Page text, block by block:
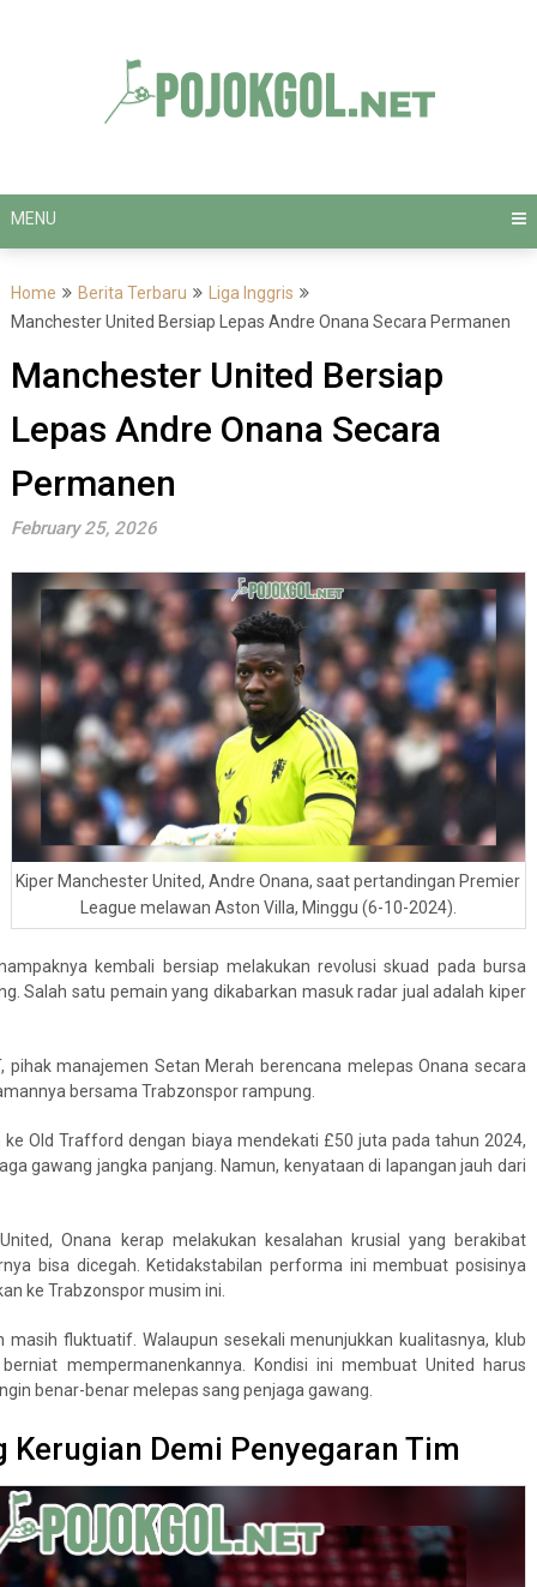
MENU
Home Berita Terbaru
Liga Inggris
Manchester United Bersiap Lepas Andre Onana Secara Permanen
Manchester United Bersiap
Lepas Andre Onana Secara
Permanen
February 25, 2026
Kiper Manchester United, Andre Onana, saat pertandingan Premier
League melawan Aston Villa, Minggu (6-10-2024).
kembali bersiap melakukan revolusi skuad pada bursa
Salah satu pemain yang dikabarkan masuk radar jual adalah kiper
pihak manajemen Setan Merah berencana melepas Onana secara
bersama Trabzonspor rampung.
Old Trafford dengan biaya mendekati £50 juta pada tahun 2024,
gawang jangka panjang. Namun, kenyataan di lapangan jauh dari
Onana kerap melakukan kesalahan krusial yang berakibat
bisa dicegah. Ketidakstabilan performa ini membuat posisinya
ke Trabzonspor musim ini.
masih fluktuatif. Walaupun sesekali menunjukkan kualitasnya, klub
mempermanenkannya. Kondisi ini membuat United harus
benar-benar melepas sang penjaga gawang.
Kerugian Demi Penyegaran Tim